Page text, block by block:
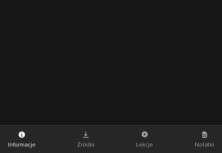
Informacje Źródła Lekcje Notatki